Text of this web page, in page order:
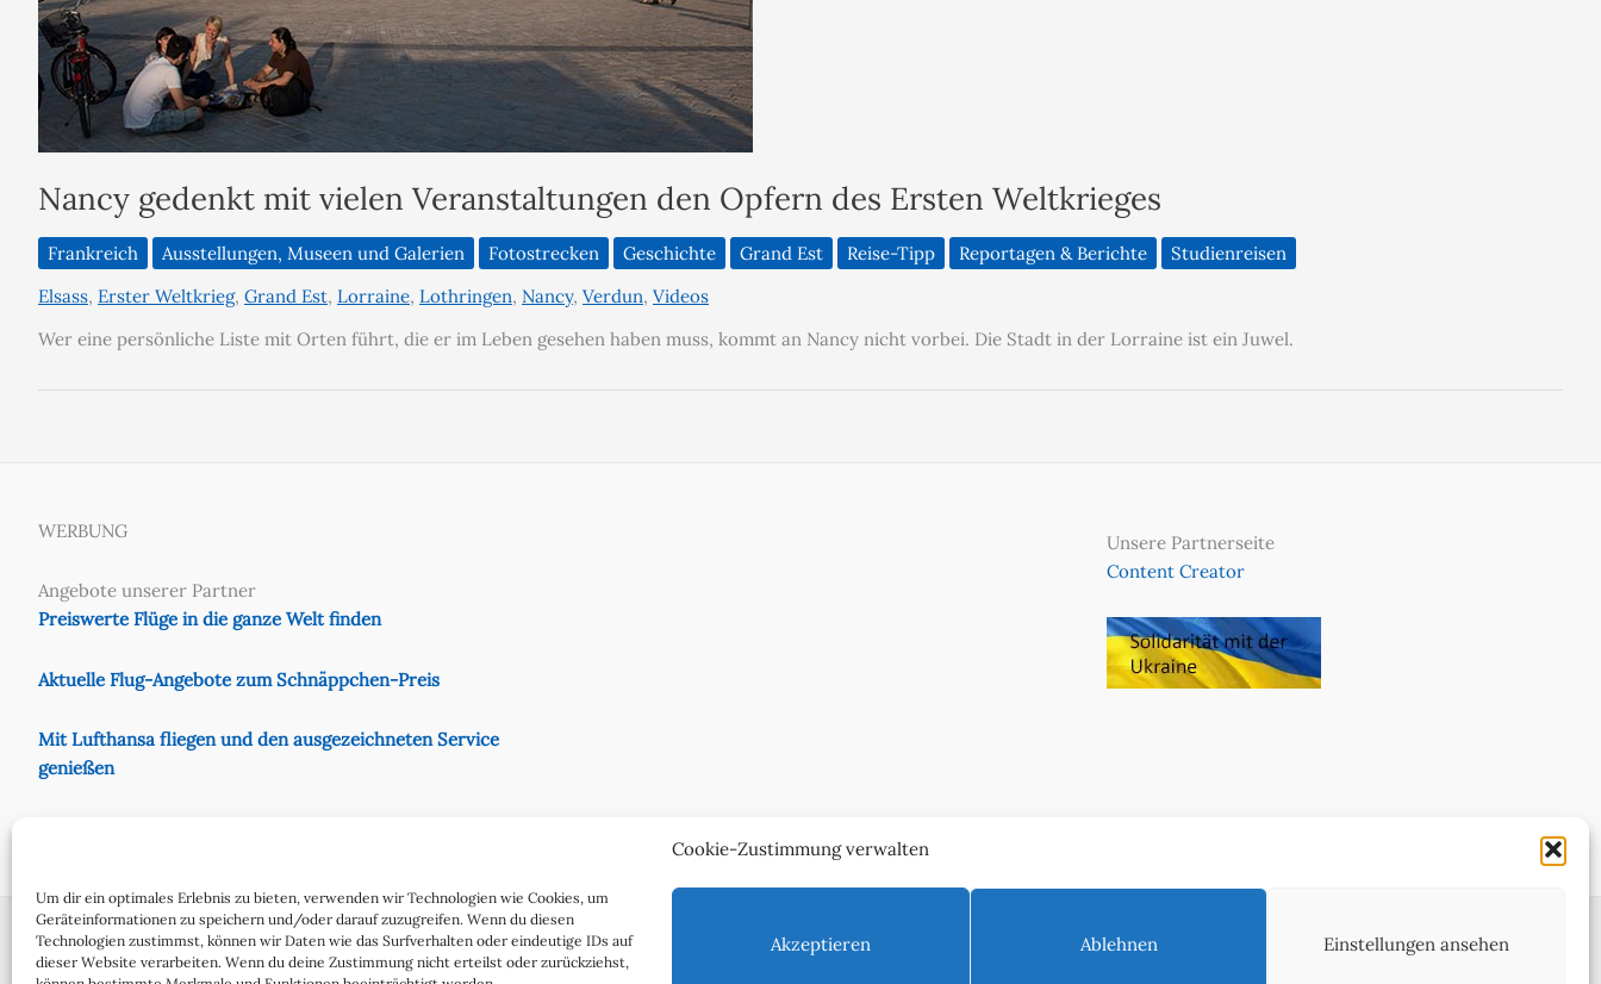
Cookie-Zustimmung verwalten
Um dir ein optimales Erlebnis zu bieten, verwenden wir Technologien wie Cookies, um
Geräteinformationen zu speichern und/oder darauf zuzugreifen. Wenn du diesen
Technologien zustimmst, können wir Daten wie das Surfverhalten oder eindeutige IDs auf
dieser Website verarbeiten. Wenn du deine Zustimmung nicht erteilst oder zurückziehst,
Akzeptieren Ablehnen Einstellungen ansehen
Nancy gedenkt mit vielen Veranstaltungen den Opfern des Ersten Weltkrieges
Frankreich Ausstellungen, Museen und Galerien Fotostrecken Geschichte Grand Est Reise-Tipp Reportagen & Berichte
Studienreisen
Elsass, Erster Weltkrieg, Grand Est, Lorraine, Lothringen, Nancy, Verdun, Videos
Wer eine persönliche Liste mit Orten führt, die er im Leben gesehen haben muss, kommt an Nancy nicht vorbei. Die Stadt in der Lorraine ist ein Juwel.
WERBUNG
Angebote unserer Partner
Preiswerte Flüge in die ganze Welt finden
Aktuelle Flug-Angebote zum Schnäppchen-Preis
Mit Lufthansa fliegen und den ausgezeichneten Service
genießen
Unsere Partnerseite
Content Creator
Cookie-Richtlinie (EU) Datenschutzerklärung